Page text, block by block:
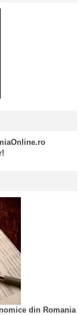
din Romania